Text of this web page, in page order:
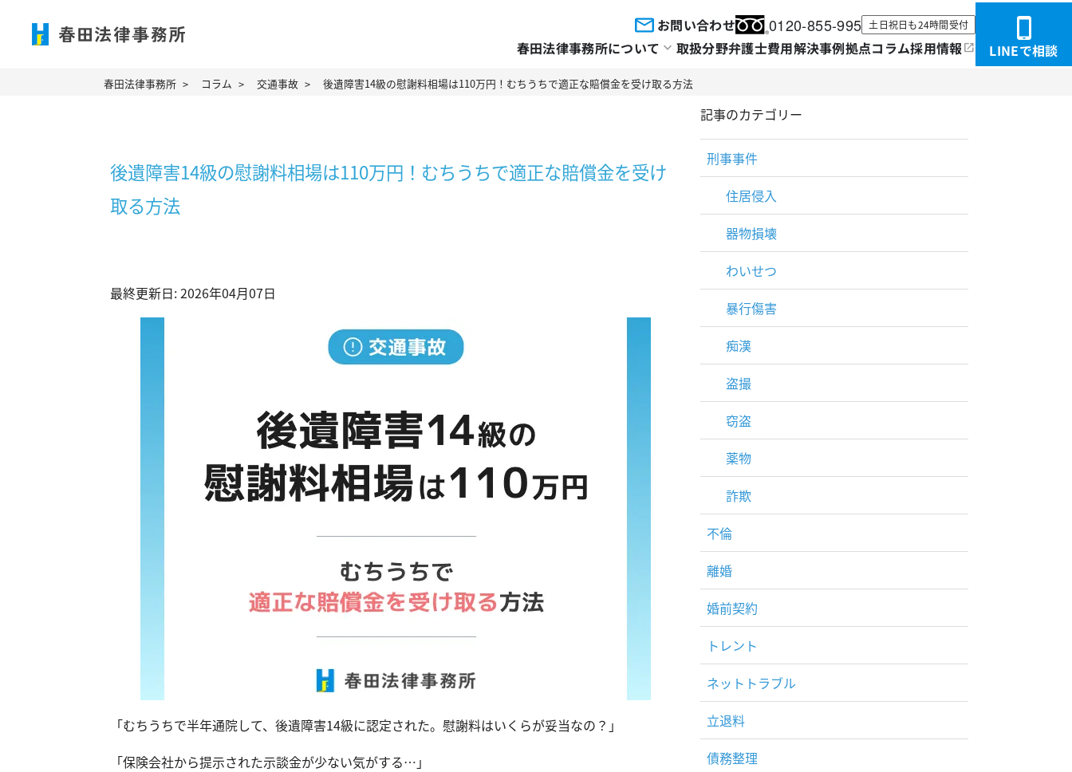
お問い合わせ 0120-855-995 土日祝日も24時間受付
春田法律事務所について 取扱分野弁護士費用解決事例拠点コラム採用情報 LINEで相談
春田法律事務所 コラム 交通事故 後遺障害14級の慰謝料相場は110万円！むちうちで適正な賠償金を受け取る方法
後遺障害14級の慰謝料相場は110万円！むちうちで適正な賠償金を受け
取る方法
最終更新日: 2026年04月07日
「むちうちで半年通院して、後遺障害14級に認定された。慰謝料はいくらが妥当なの？」
「保険会社から提示された示談金が少ない気がする…」
記事のカテゴリー
刑事事件
住居侵入
器物損壊
わいせつ
暴行傷害
痴漢
盗撮
窃盗
薬物
詐欺
不倫
離婚
婚前契約
トレント
ネットトラブル
立退料
債務整理